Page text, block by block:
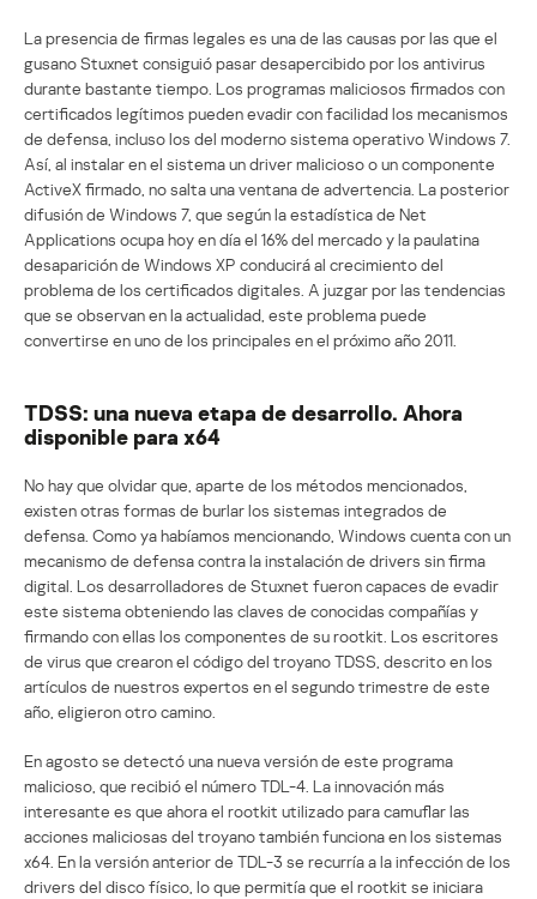
La presencia de firmas legales es una de las causas por las que el
gusano Stuxnet consiguió pasar desapercibido por los antivirus
durante bastante tiempo. Los programas maliciosos firmados con
certificados legítimos pueden evadir con facilidad los mecanismos
de defensa, incluso los del moderno sistema operativo Windows 7.
Así, al instalar en el sistema un driver malicioso o un componente
ActiveX firmado, no salta una ventana de advertencia. La posterior
difusión de Windows 7, que según la estadística de Net
Applications ocupa hoy en día el 16% del mercado y la paulatina
desaparición de Windows XP conducirá al crecimiento del
problema de los certificados digitales. A juzgar por las tendencias
que se observan en la actualidad, este problema puede
convertirse en uno de los principales en el próximo año 2011.
TDSS: una nueva etapa de desarrollo. Ahora
disponible para x64
No hay que olvidar que, aparte de los métodos mencionados,
existen otras formas de burlar los sistemas integrados de
defensa. Como ya habíamos mencionando, Windows cuenta con un
mecanismo de defensa contra la instalación de drivers sin firma
digital. Los desarrolladores de Stuxnet fueron capaces de evadir
este sistema obteniendo las claves de conocidas compañías y
firmando con ellas los componentes de su rootkit. Los escritores
de virus que crearon el código del troyano TDSS, descrito en los
artículos de nuestros expertos en el segundo trimestre de este
año, eligieron otro camino.
En agosto se detectó una nueva versión de este programa
malicioso, que recibió el número TDL-4. La innovación más
interesante es que ahora el rootkit utilizado para camuflar las
acciones maliciosas del troyano también funciona en los sistemas
x64. En la versión anterior de TDL-3 se recurría a la infección de los
drivers del disco físico, lo que permitía que el rootkit se iniciara